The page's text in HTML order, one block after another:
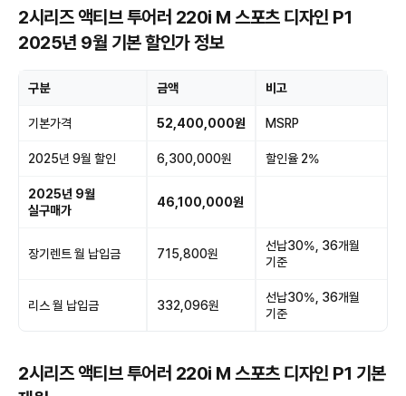
2시리즈 액티브 투어러 220i M 스포츠 디자인 P1
2025년 9월 기본 할인가 정보
구분 금액 비고
기본가격 52,400,000원 MSRP
2025년 9월 할인 6,300,000원 할인율 2%
2025년 9월
실구매가
46,100,000원
장기렌트 월 납입금 715,800원
선납30%, 36개월
기준
리스 월 납입금 332,096원
선납30%, 36개월
기준
2시리즈 액티브 투어러 220i M 스포츠 디자인 P1 기본